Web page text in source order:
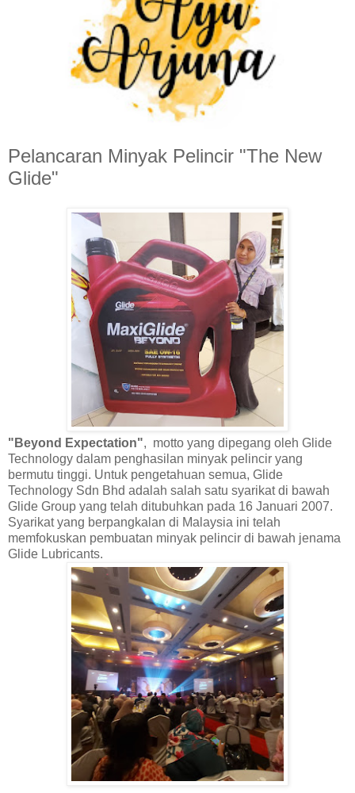
Pelancaran Minyak Pelincir "The New
Glide"
"Beyond Expectation", motto yang dipegang oleh Glide
Technology dalam penghasilan minyak pelincir yang
bermutu tinggi. Untuk pengetahuan semua, Glide
Technology Sdn Bhd adalah salah satu syarikat di bawah
Glide Group yang telah ditubuhkan pada 16 Januari 2007.
Syarikat yang berpangkalan di Malaysia ini telah
memfokuskan pembuatan minyak pelincir di bawah jenama
Glide Lubricants.